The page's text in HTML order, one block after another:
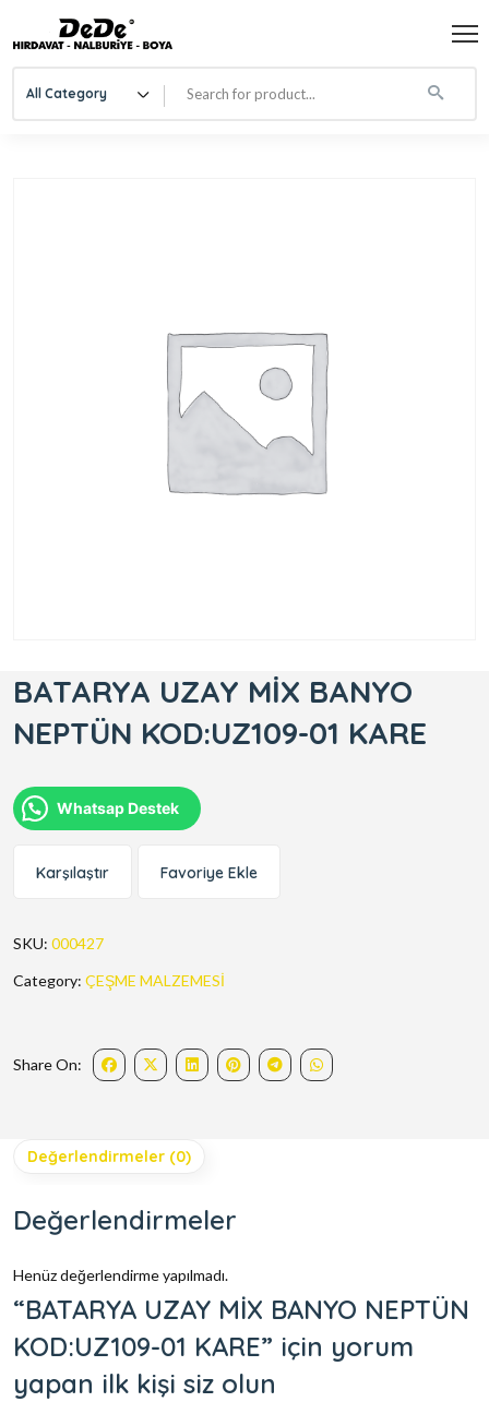
All Category
BATARYA UZAY MİX BANYO
NEPTÜN KOD:UZ109-01 KARE
Whatsap Destek
Karşılaştır Favoriye Ekle
SKU: 000427
Category: ÇEŞME MALZEMESİ
Share On:
Değerlendirmeler (0)
Değerlendirmeler
Henüz değerlendirme yapılmadı.
“BATARYA UZAY MİX BANYO NEPTÜN
KOD:UZ109-01 KARE” için yorum
yapan ilk kişi siz olun